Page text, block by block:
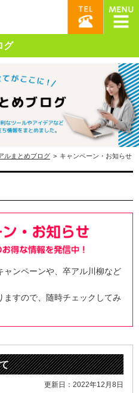
グ
ルまとめブログ > キャンペーン・お知らせ
ンペーンや、 卒アル川柳など
すので、随時チェックしてみ
更新日：2022年12月8日